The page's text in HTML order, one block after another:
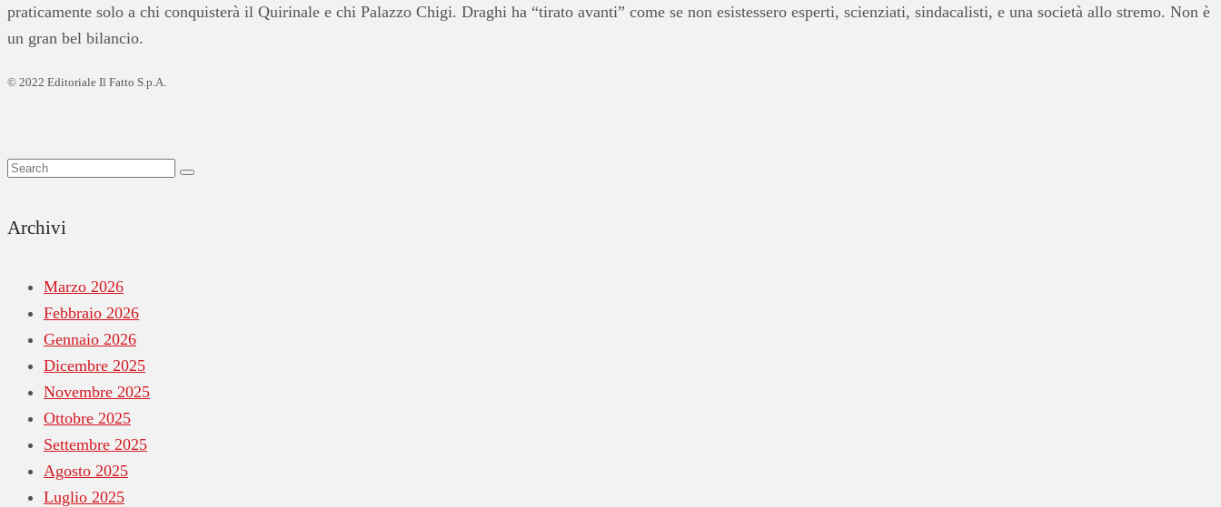
praticamente solo a chi conquisterà il Quirinale e chi Palazzo Chigi. Draghi ha “tirato avanti” come se non esistessero esperti, scienziati, sindacalisti, e una società allo stremo. Non è
un gran bel bilancio.
© 2022 Editoriale Il Fatto S.p.A.
Archivi
Marzo 2026
Febbraio 2026
Gennaio 2026
Dicembre 2025
Novembre 2025
Ottobre 2025
Settembre 2025
Agosto 2025
Luglio 2025